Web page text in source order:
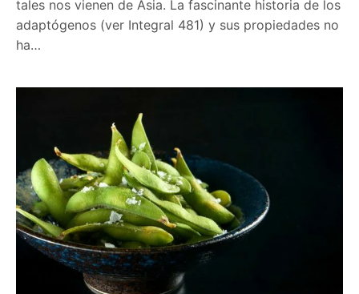
tales nos vienen de Asia. La fascinante historia de los
adaptógenos (ver Integral 481) y sus propiedades no
ha…